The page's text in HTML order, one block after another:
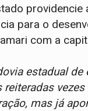
para o
com a
estadual
mas já